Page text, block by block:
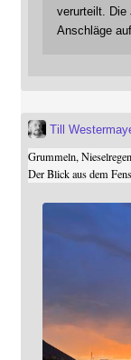
verurteilt. Die
Anschläge
Till
Grummeln,
Der Blick aus dem